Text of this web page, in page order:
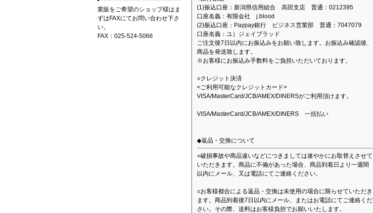
(1)振込口座：新潟県信用組合 高田支店 普通：0212395
口座名義：有限会社 j.blood
(2)振込口座：Paypay銀行 ビジネス営業部 普通：7047079
口座名義：ユ）ジェイブラッド
ご注文後7日以内にお振込みをお願い致します。お振込み確認後、
商品を発送致します。
※お客様にお振込み手数料をご負担いただいております。
○クレジット決済
<ご利用可能なクレジットカード>
VISA/MasterCard/JCB/AMEX/DINERSがご利用頂けます。
VISA/MasterCard/JCB/AMEX/DINERS 一括払い
◆返品・交換について
○破損事故や商品違いなどにつきましては速やかにお取替えさせて
いただきます。商品に不備があった場合、商品到着日より一週間
以内にメール、又は電話にてご連絡ください。
○お客様都合による返品・交換は未使用の場合に限らせていただき
ます。商品到着後7日以内にメール、またはお電話にてご連絡くだ
さい。その際、送料はお客様負担でお願いいたします。
業販をご希望のショップ様はま
ずはFAXにてお問い合わせ下さ
い。
FAX：025-524-5066